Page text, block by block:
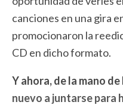
canciones en una gira
promocionaron la
CD en dicho formato.
Y ahora, de la mano
nuevo a juntarse para